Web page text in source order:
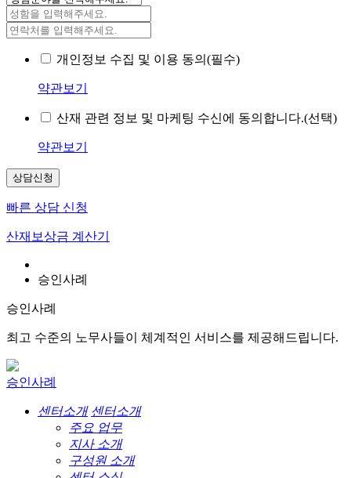
개인정보 수집 및 이용 동의(필수)
약관보기
산재 관련 정보 및 마케팅 수신에 동의합니다.(선택)
약관보기
상담신청
빠른 상담 신청
산재보상금 계산기
승인사례
승인사례
최고 수준의 노무사들이 체계적인 서비스를 제공해드립니다.
승인사례
센터소개 센터소개
주요 업무
지사 소개
구성원 소개